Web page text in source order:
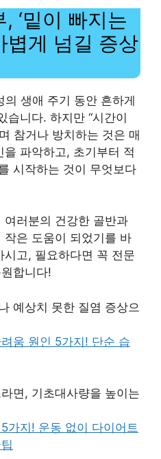
‘밑이 빠지는
볍게 넘길 증상
의 생애 주기 동안 흔하게
습니다. 하지만 “시간이
참거나 방치하는 것은 매
파악하고, 초기부터 적
시작하는 것이 무엇보다
러분의 건강한 골반과
은 도움이 되었기를 바
고, 필요하다면 꼭 전문
합니다!
예상치 못한 질염 증상으
움 원인 5가지! 단순 습
면, 기초대사량을 높이는
가지! 운동 없이 다이어트